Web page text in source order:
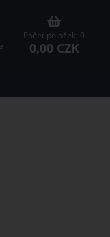
Počet položek: 0
0,00 CZK